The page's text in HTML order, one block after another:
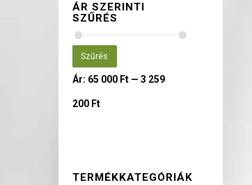
ÁR SZERINTI
SZŰRÉS
Szűrés
Ár: 65 000 Ft— 3 259
200 Ft
TERMÉKKATEGÓRIÁK